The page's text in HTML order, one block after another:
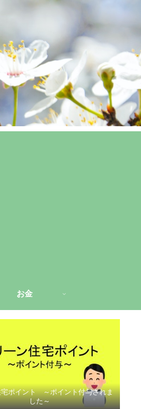
お金
宅ポイント ～ポイント付与されま
した～